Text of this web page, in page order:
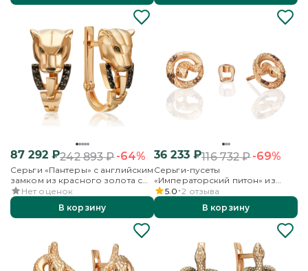
87 292₽242 893₽-64%
Серьги «Пантеры» с английским
замком из красного золота с
фианитами
Нет оценок
В корзину
36 233₽116 732₽-69%
Серьги-пусеты
«Императорский питон» из
красного золота с фианитами
5.0 2 отзыва
В корзину